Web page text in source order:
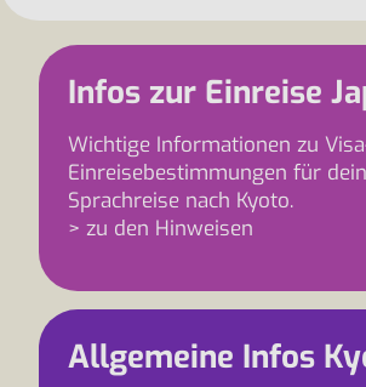
Infos zur Einreise
Wichtige Informationen zu
Einreisebestimmungen für
Sprachreise nach Kyoto.
> zu den Hinweisen
Allgemeine Infos